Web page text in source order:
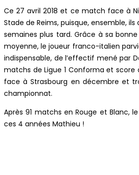
Ce 27 avril 2018 et ce match face à
Stade de Reims, puisque, ensemble,
semaines plus tard. Grâce à sa
moyenne, le joueur franco-italien
indispensable, de l’effectif mené par
matchs de Ligue 1 Conforma et
face à Strasbourg en décembre et
championnat.
Après 91 matchs en Rouge et Blanc,
ces 4 années Mathieu !